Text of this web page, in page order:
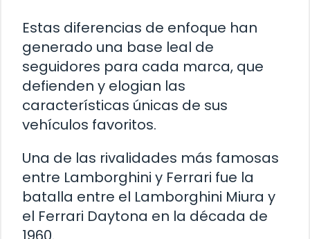
Estas diferencias de enfoque han
generado una base leal de
seguidores para cada marca, que
defienden y elogian las
características únicas de sus
vehículos favoritos.
Una de las rivalidades más famosas
entre Lamborghini y Ferrari fue la
batalla entre el Lamborghini Miura y
el Ferrari Daytona en la década de